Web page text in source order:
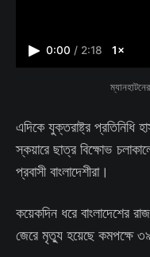
0:00 / 2:18 1×
এদিকে যুক্তরাষ্ট্র প্রতিনিধি
স্কয়ারে ছাত্র বিক্ষোভ
প্রবাসী বাংলাদেশীরা।
কয়েকদিন ধরে বাংলাদেশের
জেরে মৃত্যু হয়েছে কমপক্ষে